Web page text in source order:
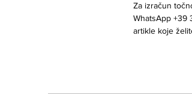
Za izračun
WhatsApp +39
artikle koje